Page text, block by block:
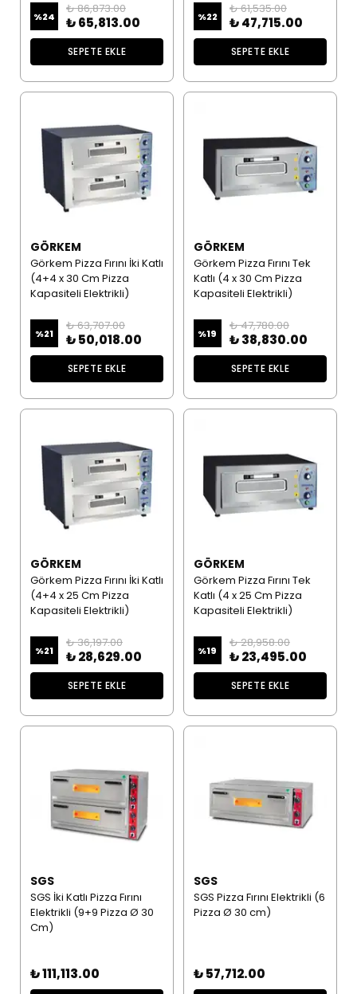
%24
₺ 86,873.00
₺ 65,813.00
SEPETE EKLE
%22
₺ 61,535.00
₺ 47,715.00
SEPETE EKLE
GÖRKEM
Görkem Pizza Fırını İki Katlı
(4+4 x 30 Cm Pizza
Kapasiteli Elektrikli)
%21
₺ 63,707.00
₺ 50,018.00
SEPETE EKLE
GÖRKEM
Görkem Pizza Fırını Tek
Katlı (4 x 30 Cm Pizza
Kapasiteli Elektrikli)
%19
₺ 47,780.00
₺ 38,830.00
SEPETE EKLE
GÖRKEM
Görkem Pizza Fırını İki Katlı
(4+4 x 25 Cm Pizza
Kapasiteli Elektrikli)
%21
₺ 36,197.00
₺ 28,629.00
SEPETE EKLE
GÖRKEM
Görkem Pizza Fırını Tek
Katlı (4 x 25 Cm Pizza
Kapasiteli Elektrikli)
%19
₺ 28,958.00
₺ 23,495.00
SEPETE EKLE
SGS
SGS İki Katlı Pizza Fırını
Elektrikli (9+9 Pizza Ø 30
Cm)
₺ 111,113.00
SGS
SGS Pizza Fırını Elektrikli (6
Pizza Ø 30 cm)
₺ 57,712.00